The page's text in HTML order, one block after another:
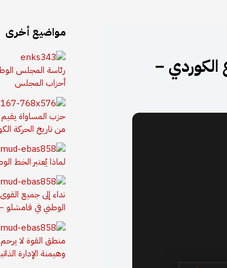
الكوردي –
مواضيع أخرى
رئاسة المجلس
أحزاب المجلس
حزب المساواة
من تاريخ الحركة
لماذا يُعتبر الخط
نداء إلى جميع
الوطني في قامشلو – 18 نيسان
منطق القوة لا
وهيمنة الإدارة الذاتية